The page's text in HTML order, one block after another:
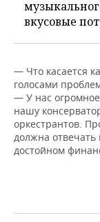
вкусовые
— Что касается
голосами
— У нас
нашу
оркестрантов.
должна
достойном